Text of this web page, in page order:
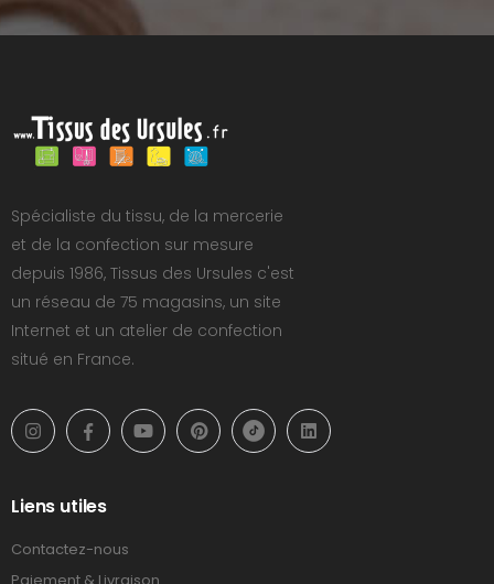
Spécialiste du tissu, de la mercerie
et de la confection sur mesure
depuis 1986, Tissus des Ursules c'est
un réseau de 75 magasins, un site
Internet et un atelier de confection
situé en France.
Liens utiles
Contactez-nous